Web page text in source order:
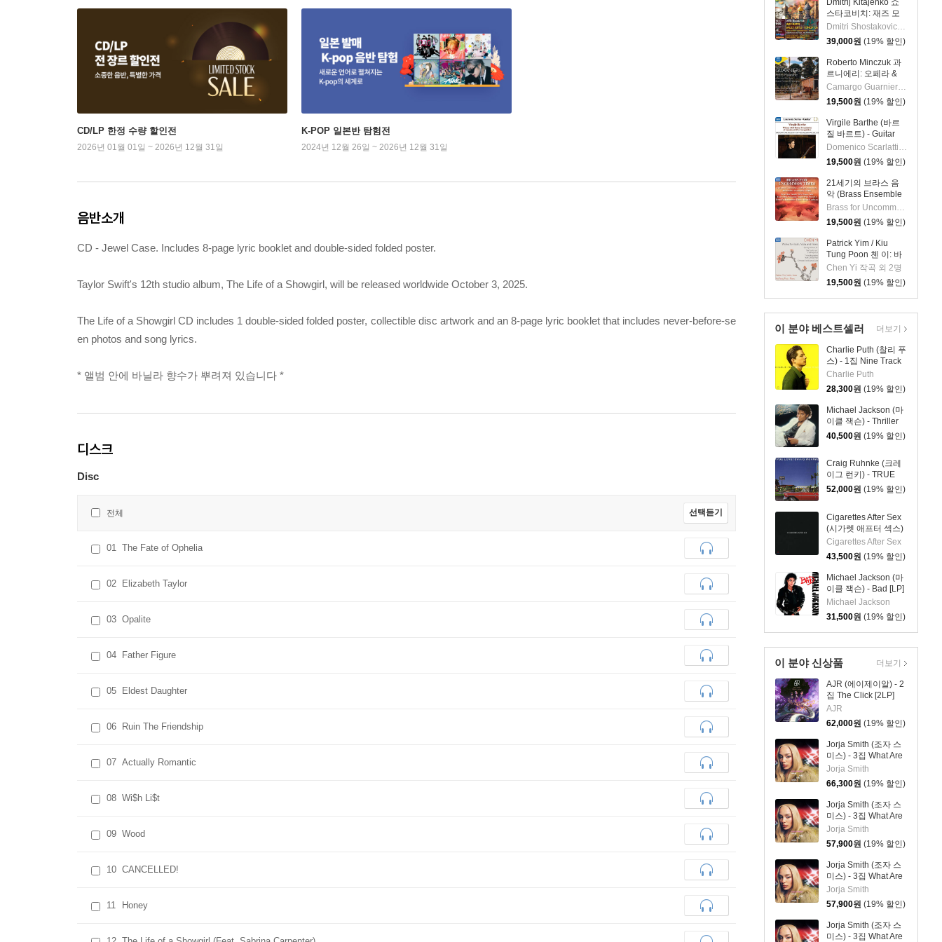
Dmitrij Kitajenko 쇼
스타코비치: 재즈 모
음곡, 발레 모음곡, 협
주곡들
(Shostakovich: Jazz
Suite; Ballet Suites;
Concertos)
Dmitri Shostakovich 작곡 외 6명
39,000원 (19% 할인)
Roberto Minczuk 과
르니에리: 오페라 &
관현악 작품집
(Guarnieri: Pedro
Malazarte)
Camargo Guarnieri 작곡 외 2명
19,500원 (19% 할인)
Virgile Barthe (바르
질 바르트) - Guitar
Recital (기타 리사이
틀)
Domenico Scarlatti 작곡 외 5명
19,500원 (19% 할인)
21세기의 브라스 음
악 (Brass Ensemble
Music - 21st Century)Brass for Uncommon Times 실내악
19,500원 (19% 할인)
Patrick Yim / Kiu
Tung Poon 첸 이: 바
이올린, 비올라, 피아
노 작품집 (Chen Yi:
Works For Violin,
Viola And Piano)
Chen Yi 작곡 외 2명
19,500원 (19% 할인)
이 분야 베스트셀러
Charlie Puth (찰리 푸
스) - 1집 Nine Track
Mind [LP]
Charlie Puth
28,300원 (19% 할인)
Michael Jackson (마
이클 잭슨) - Thriller
[LP]
40,500원 (19% 할인)
Craig Ruhnke (크레
이그 런키) - TRUE
LOVE [LP]
52,000원 (19% 할인)
Cigarettes After Sex
(시가렛 애프터 섹스)
- 1집 Cigarettes After
Sex [LP]
Cigarettes After Sex
43,500원 (19% 할인)
Michael Jackson (마
이클 잭슨) - Bad [LP]
Michael Jackson
31,500원 (19% 할인)
더보기
이 분야 신상품
AJR (에이제이알) - 2
집 The Click [2LP]
AJR
62,000원 (19% 할인)
Jorja Smith (조자 스
미스) - 3집 What Are
The Odds [스플래터
컬러 LP]
Jorja Smith
66,300원 (19% 할인)
Jorja Smith (조자 스
미스) - 3집 What Are
The Odds [심플 오렌
지 컬러 LP]
Jorja Smith
57,900원 (19% 할인)
Jorja Smith (조자 스
미스) - 3집 What Are
The Odds [심플 바이
올렛 컬러 LP]
Jorja Smith
57,900원 (19% 할인)
Jorja Smith (조자 스
미스) - 3집 What Are
더보기
CD/LP 한정 수량 할인전
2026년 01월 01일 ~ 2026년 12월 31일
K-POP 일본반 탐험전
2024년 12월 26일 ~ 2026년 12월 31일
음반소개
CD - Jewel Case. Includes 8-page lyric booklet and double-sided folded poster.
Taylor Swift's 12th studio album, The Life of a Showgirl, will be released worldwide October 3, 2025.
The Life of a Showgirl CD includes 1 double-sided folded poster, collectible disc artwork and an 8-page lyric booklet that includes never-before-se
en photos and song lyrics.
* 앨범 안에 바닐라 향수가 뿌려져 있습니다 *
디스크
Disc
전체 선택듣기
01 The Fate of Ophelia
02 Elizabeth Taylor
03 Opalite
04 Father Figure
05 Eldest Daughter
06 Ruin The Friendship
07 Actually Romantic
08 Wi$h Li$t
09 Wood
10 CANCELLED!
11 Honey